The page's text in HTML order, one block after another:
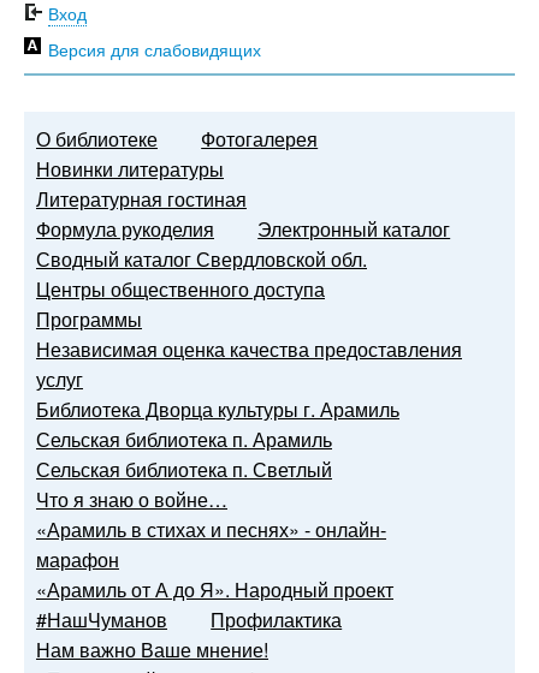
Вход
Версия для слабовидящих
О библиотеке
Фотогалерея
Новинки литературы
Литературная гостиная
Формула рукоделия
Электронный каталог
Сводный каталог Свердловской обл.
Центры общественного доступа
Программы
Независимая оценка качества предоставления
услуг
Библиотека Дворца культуры г. Арамиль
Сельская библиотека п. Арамиль
Сельская библиотека п. Светлый
Что я знаю о войне…
«Арамиль в стихах и песнях» - онлайн-
марафон
«Арамиль от А до Я». Народный проект
#НашЧуманов
Профилактика
Нам важно Ваше мнение!